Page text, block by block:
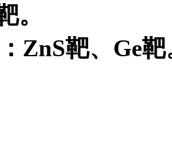
。
ZnS靶、Ge靶